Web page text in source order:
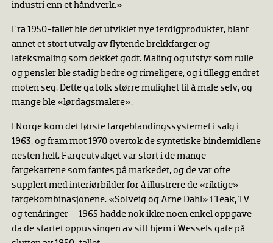
industri enn et håndverk.»
Fra 1950-tallet ble det utviklet nye ferdigprodukter, blant
annet et stort utvalg av flytende brekkfarger og
lateksmaling som dekket godt. Maling og utstyr som rulle
og pensler ble stadig bedre og rimeligere, og i tillegg endret
moten seg. Dette ga folk større mulighet til å male selv, og
mange ble «lørdagsmalere».
I Norge kom det første fargeblandingssystemet i salg i
1963, og fram mot 1970 overtok de syntetiske bindemidlene
nesten helt. Fargeutvalget var stort i de mange
fargekartene som fantes på markedet, og de var ofte
supplert med interiørbilder for å illustrere de «riktige»
fargekombinasjonene. «Solveig og Arne Dahl» i Teak, TV
og tenåringer – 1965 hadde nok ikke noen enkel oppgave
da de startet oppussingen av sitt hjem i Wessels gate på